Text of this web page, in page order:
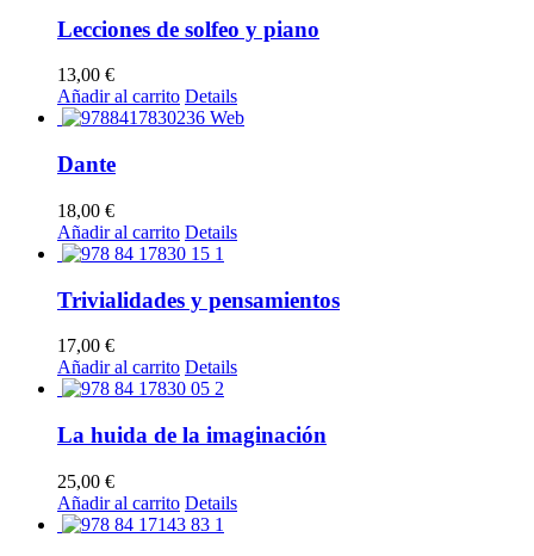
Lecciones de solfeo y piano
13,00 €
Añadir al carrito Details
Dante
18,00 €
Añadir al carrito Details
Trivialidades y pensamientos
17,00 €
Añadir al carrito Details
La huida de la imaginación
25,00 €
Añadir al carrito Details